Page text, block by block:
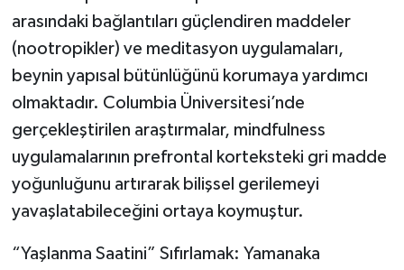
arasındaki bağlantıları güçlendiren maddeler
(nootropikler) ve meditasyon uygulamaları,
beynin yapısal bütünlüğünü korumaya yardımcı
olmaktadır. Columbia Üniversitesi’nde
gerçekleştirilen araştırmalar, mindfulness
uygulamalarının prefrontal korteksteki gri madde
yoğunluğunu artırarak bilişsel gerilemeyi
yavaşlatabileceğini ortaya koymuştur.
“Yaşlanma Saatini” Sıfırlamak: Yamanaka